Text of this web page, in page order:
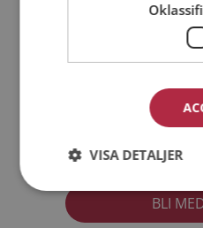
Jag accepterar
VISA DETALJER